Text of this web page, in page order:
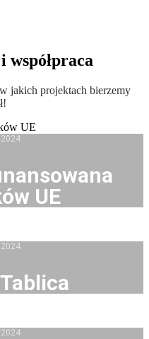
współpraca
jakich projektach bierzemy
UE